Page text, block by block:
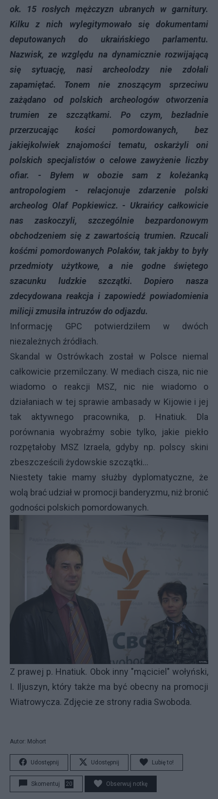
ok. 15 rosłych mężczyzn ubranych w garnitury.
Kilku z nich wylegitymowało się dokumentami
deputowanych do ukraińskiego parlamentu.
Nazwisk, ze względu na dynamicznie rozwijającą
się sytuację, nasi archeolodzy nie zdołali
zapamiętać. Tonem nie znoszącym sprzeciwu
zażądano od polskich archeologów otworzenia
trumien ze szczątkami. Po czym, bezładnie
przerzucając kości pomordowanych, bez
jakiejkolwiek znajomości tematu, oskarżyli oni
polskich specjalistów o celowe zawyżenie liczby
ofiar. - Byłem w obozie sam z koleżanką
antropologiem - relacjonuje zdarzenie polski
archeolog Olaf Popkiewicz. - Ukraińcy całkowicie
nas zaskoczyli, szczególnie bezpardonowym
obchodzeniem się z zawartością trumien. Rzucali
kośćmi pomordowanych Polaków, tak jakby to były
przedmioty użytkowe, a nie godne świętego
szacunku ludzkie szczątki. Dopiero nasza
zdecydowana reakcja i zapowiedź powiadomienia
milicji zmusiła intruzów do odjazdu.
Informację GPC potwierdziłem w dwóch
niezależnych źródłach.
Skandal w Ostrówkach został w Polsce niemal
całkowicie przemilczany. W mediach cisza, nic nie
wiadomo o reakcji MSZ, nic nie wiadomo o
działaniach w tej sprawie ambasady w Kijowie i jej
tak aktywnego pracownika, p. Hnatiuk. Dla
porównania wyobraźmy sobie tylko, jakie piekło
rozpętałoby MSZ Izraela, gdyby np. polscy skini
zbeszcześcili żydowskie szczątki...
Niestety takie mamy służby dyplomatyczne, że
wolą brać udział w promocji banderyzmu, niż bronić
godności polskich pomordowanych.
Z prawej p. Hnatiuk. Obok inny "mąciciel" wołyński,
I. Iljuszyn, który także ma być obecny na promocji
Wiatrowycza. Zdjęcie ze strony radia Swoboda.
Autor: Mohort
Udostępnij Udostępnij Lubię to!
Skomentuj 20 Obserwuj notkę